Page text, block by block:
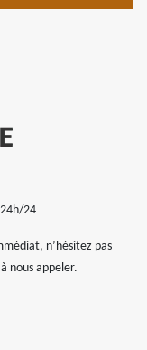
24h/24
n’hésitez pas
nous appeler.